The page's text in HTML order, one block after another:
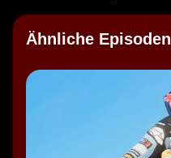
Ähnliche Episoden